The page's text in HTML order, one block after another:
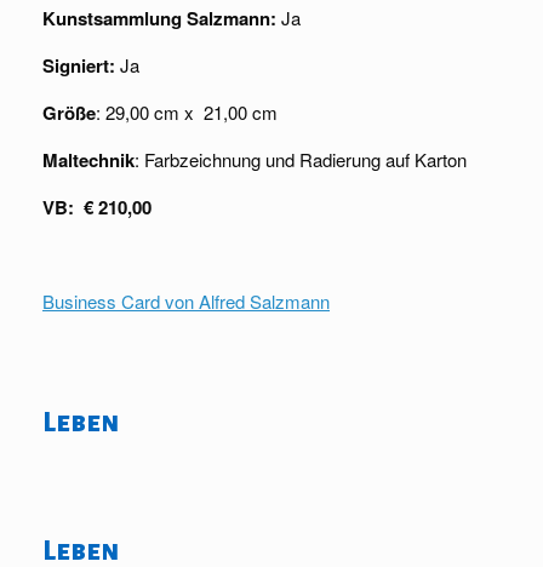
Kunstsammlung Salzmann: Ja
Signiert: Ja
Größe: 29,00 cm x 21,00 cm
Maltechnik: Farbzeichnung und Radierung auf Karton
VB: € 210,00
Business Card von Alfred Salzmann
Leben
Leben